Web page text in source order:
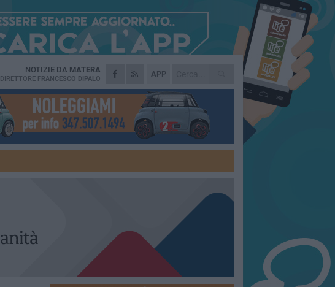
APP
NOTIZIE DA MATERA
DIRETTORE FRANCESCO DIPALO